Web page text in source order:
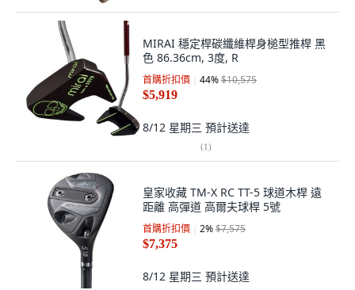
MIRAI 穩定桿碳纖維桿身槌型推桿 黑
色 86.36cm, 3度, R
首購折扣價 44%$10,575
$5,919
8/12 星期三 預計送達
(1)
皇家收藏 TM-X RC TT-5 球道木桿 遠
距離 高彈道 高爾夫球桿 5號
首購折扣價 2%$7,575
$7,375
8/12 星期三 預計送達